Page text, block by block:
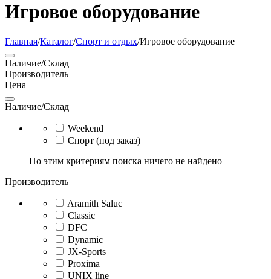
Игровое оборудование
Главная/Каталог/Спорт и отдых/Игровое оборудование
Наличие/Склад
Производитель
Цена
Наличие/Склад
Weekend
Спорт (под заказ)
По этим критериям поиска ничего не найдено
Производитель
Aramith Saluc
Classic
DFC
Dynamic
JX-Sports
Proxima
UNIX line